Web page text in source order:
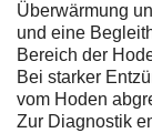
Überwärmung
und eine
Bereich der
Bei starker
vom Hoden
Zur Diagnostik